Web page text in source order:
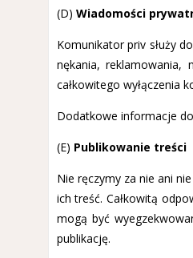
(D) Wiadomości
Komunikator priv służy
nękania, reklamowania,
całkowitego wyłączenia
Dodatkowe informacje
(E) Publikowanie treści
Nie ręczymy za nie ani
ich treść. Całkowitą
mogą być
publikację.